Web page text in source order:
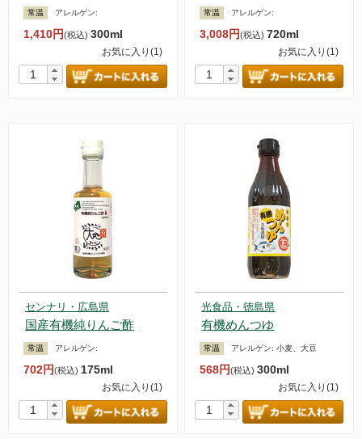
常温 アレルゲン:
1,410円(税込) 300ml
お気に入り(1)
常温 アレルゲン:
3,008円(税込)720ml
お気に入り(1)
センナリ・広島県
国産有機純りんご酢
常温 アレルゲン:
702円(税込) 175ml
お気に入り(1)
光食品・徳島県
有機めんつゆ
常温 アレルゲン:小麦、大豆
568円(税込)300ml
お気に入り(1)